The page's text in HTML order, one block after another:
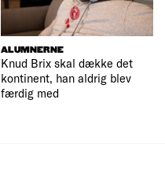
ALUMNERNE
Knud Brix skal dække det
kontinent, han aldrig blev
færdig med